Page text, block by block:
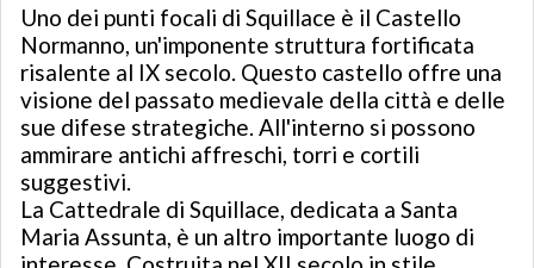
Uno dei punti focali di Squillace è il Castello
Normanno, un'imponente struttura fortificata
risalente al IX secolo. Questo castello offre una
visione del passato medievale della città e delle
sue difese strategiche. All'interno si possono
ammirare antichi affreschi, torri e cortili
suggestivi.
La Cattedrale di Squillace, dedicata a Santa
Maria Assunta, è un altro importante luogo di